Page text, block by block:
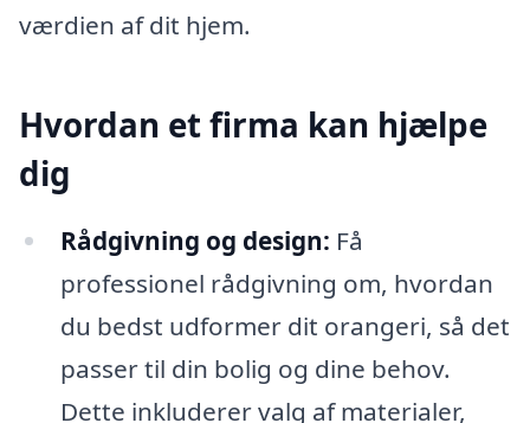
værdien af dit hjem.
Hvordan et firma kan hjælpe
dig
Rådgivning og design: Få
professionel rådgivning om, hvordan
du bedst udformer dit orangeri, så det
passer til din bolig og dine behov.
Dette inkluderer valg af materialer,